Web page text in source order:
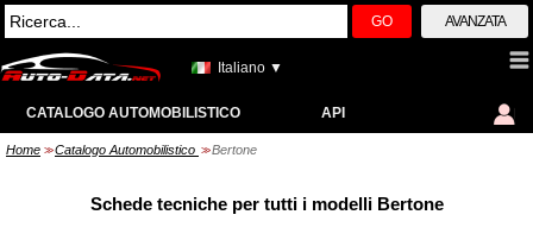
GO AVANZATA
Italiano ▼
CATALOGO AUTOMOBILISTICO API
Home >> Catalogo Automobilistico >> Bertone
Schede tecniche per tutti i modelli Bertone